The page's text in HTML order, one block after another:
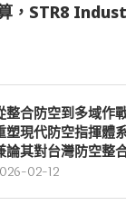
，STR8
整合防空到多域作
塑現代防空指揮體
論其對台灣防空整
02-12